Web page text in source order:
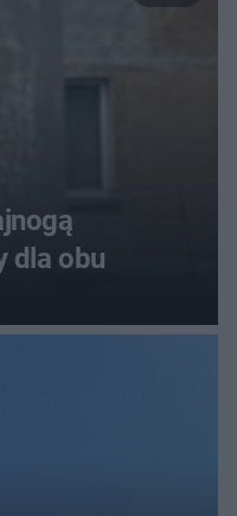
dla obu